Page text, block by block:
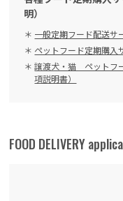
明）
一般定期フード配送サ
ペットフード定期購入
譲渡犬・猫 ペットフ
項説明書）
FOOD DELIVERY